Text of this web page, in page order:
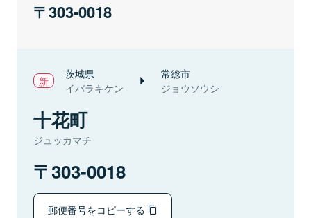
303-0018
茨城県
イバラキケン
常総市
ジョウソウシ
十花町
ジュッカマチ
303-0018
郵便番号をコピーする